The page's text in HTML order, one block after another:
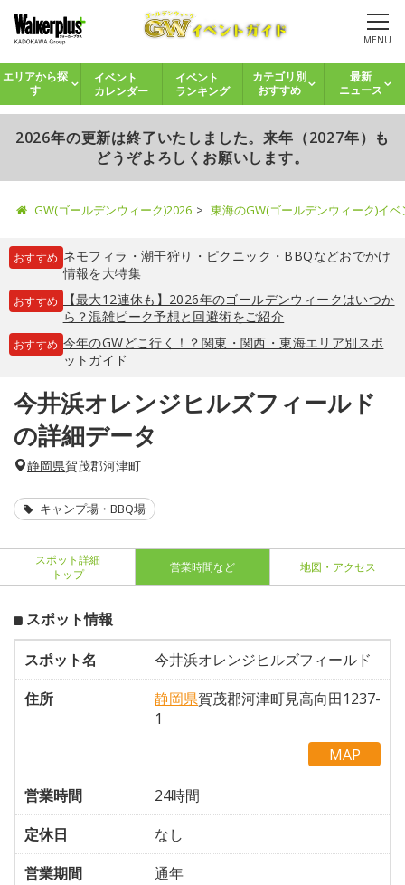
MENU
エリアから探
す
イベント
カレンダー
イベント
ランキング
カテゴリ別
おすすめ
最新
ニュース
2026年の更新は終了いたしました。来年（2027年）も
どうぞよろしくお願いします。
GW(ゴールデンウィーク)2026 東海のGW(ゴールデンウィーク)イ
おすすめ ネモフィラ ・ 潮干狩り ・ ピクニック ・ BBQなどおでかけ
情報を大特集
おすすめ
【最大12連休も】2026年のゴールデンウィークはいつか
ら？混雑ピーク予想と回避術をご紹介
おすすめ 今年のGWどこ行く！？関東・関西・東海エリア別スポ
ットガイド
今井浜オレンジヒルズフィールド
の詳細データ
静岡県賀茂郡河津町
キャンプ場・BBQ場
スポット詳細
トップ
営業時間など 地図・アクセス
スポット情報
スポット名
今井浜オレンジヒルズフィールド
住所
静岡県賀茂郡河津町見高向田1237-
1
MAP
営業時間
24時間
定休日
なし
営業期間
通年